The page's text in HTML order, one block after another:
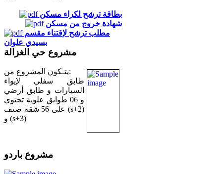
بطاقة ترشح لكراء مسكن
شهادة خروج من مسكن
مطلب ترشح لإقتناء مقسم
بسيدي علوان
مشروع حي الغزالة
يتـكون المشروع من:
طابق سفلي لإيواء
السيارات و طابق أرضي
و 06 طوابق علوية تحتوي
على 56 شقة صنف (s+2)
و (s+3)
مشروع باردو